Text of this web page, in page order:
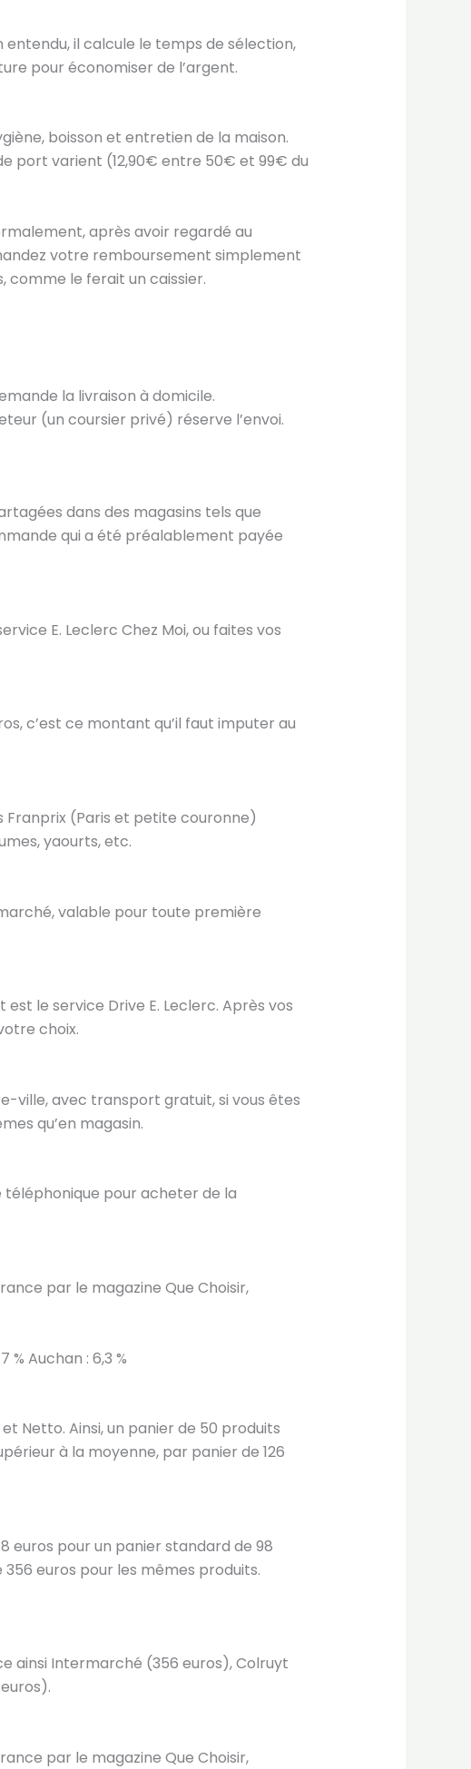
entendu, il calcule le temps de sélection,
pour économiser de l’argent.
boisson et entretien de la maison.
port varient (12,90€ entre 50€ et 99€ du
après avoir regardé au
votre remboursement simplement
le ferait un caissier.
la livraison à domicile.
(un coursier privé) réserve l’envoi.
dans des magasins tels que
qui a été préalablement payée
E. Leclerc Chez Moi, ou faites vos
c’est ce montant qu’il faut imputer au
Franprix (Paris et petite couronne)
yaourts, etc.
valable pour toute première
le service Drive E. Leclerc. Après vos
choix.
ville, avec transport gratuit, si vous êtes
qu’en magasin.
téléphonique pour acheter de la
par le magazine Que Choisir,
Auchan : 6,3 %
Netto. Ainsi, un panier de 50 produits
à la moyenne, par panier de 126
euros pour un panier standard de 98
euros pour les mêmes produits.
ainsi Intermarché (356 euros), Colruyt
par le magazine Que Choisir,